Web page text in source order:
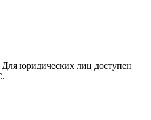
Для юридических лиц доступен